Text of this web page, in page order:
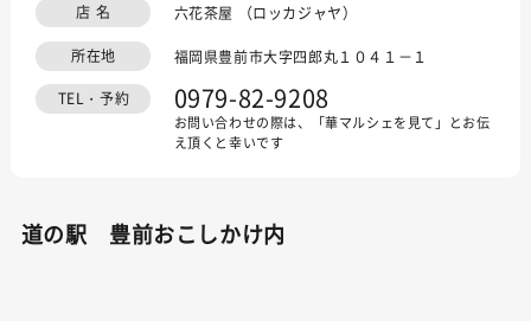
店 名
六花茶屋 （ロッカジャヤ）
所在地
福岡県豊前市大字四郎丸１０４１－１
TEL・予約
0979-82-9208
お問い合わせの際は、「華マルシェを見て」とお伝
え頂くと幸いです
道の駅 豊前おこしかけ内